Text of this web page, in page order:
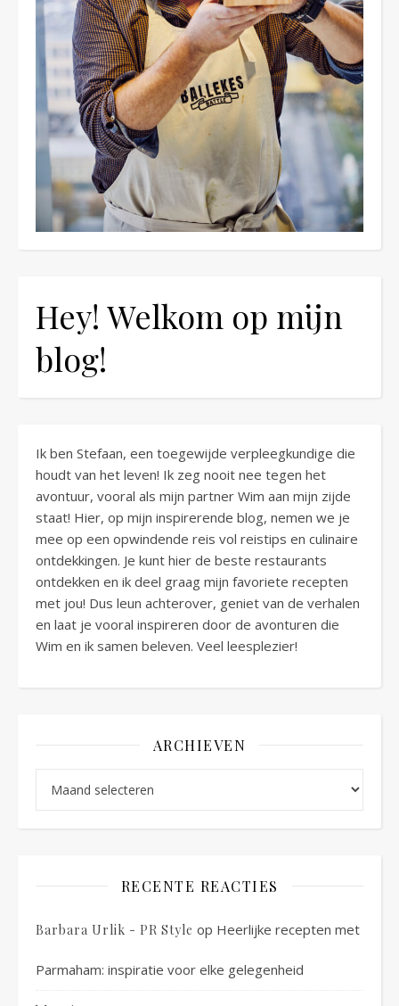
Hey! Welkom op mijn
blog!
Ik ben Stefaan, een toegewijde verpleegkundige die
houdt van het leven! Ik zeg nooit nee tegen het
avontuur, vooral als mijn partner Wim aan mijn zijde
staat! Hier, op mijn inspirerende blog, nemen we je
mee op een opwindende reis vol reistips en culinaire
ontdekkingen. Je kunt hier de beste restaurants
ontdekken en ik deel graag mijn favoriete recepten
met jou! Dus leun achterover, geniet van de verhalen
en laat je vooral inspireren door de avonturen die
Wim en ik samen beleven. Veel leesplezier!
ARCHIEVEN
RECENTE REACTIES
Barbara Urlik - PR Style op Heerlijke recepten met
Parmaham: inspiratie voor elke gelegenheid